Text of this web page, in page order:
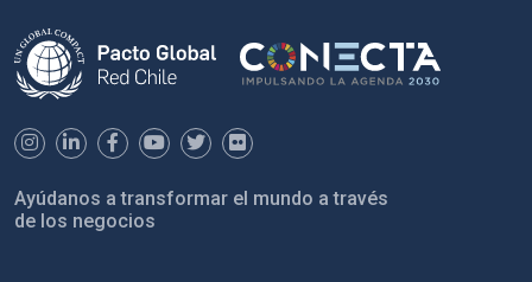
Ayúdanos a transformar el mundo a través
de los negocios